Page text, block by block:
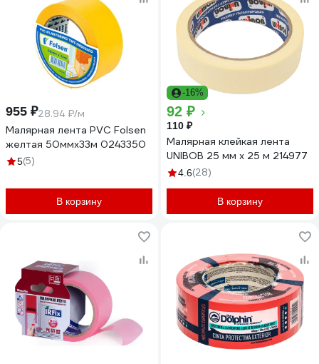
955 ₽28.94 ₽/м
Малярная лента PVC Folsen
желтая 50ммx33м 0243350
5(5)
В корзину
-16%
92 ₽
110 ₽
Малярная клейкая лента
UNIBOB 25 мм х 25 м 214977
4.6(28)
В корзину